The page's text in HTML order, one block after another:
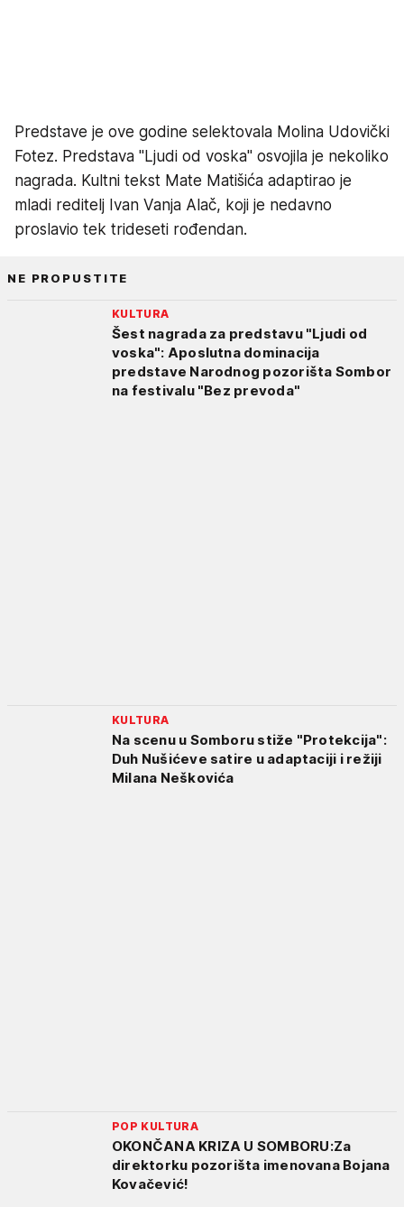
Predstave je ove godine selektovala Molina Udovički
Fotez. Predstava "Ljudi od voska" osvojila je nekoliko
nagrada. Kultni tekst Mate Matišića adaptirao je
mladi reditelj Ivan Vanja Alač, koji je nedavno
proslavio tek trideseti rođendan.
NE PROPUSTITE
KULTURA
Šest nagrada za predstavu "Ljudi od
voska": Aposlutna dominacija
predstave Narodnog pozorišta Sombor
na festivalu "Bez prevoda"
KULTURA
Na scenu u Somboru stiže "Protekcija":
Duh Nušićeve satire u adaptaciji i režiji
Milana Neškovića
POP KULTURA
OKONČANA KRIZA U SOMBORU:Za
direktorku pozorišta imenovana Bojana
Kovačević!